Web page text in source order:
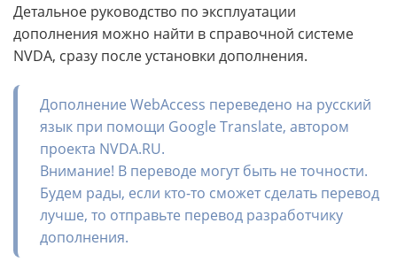
Детальное руководство по эксплуатации
дополнения можно найти в справочной системе
NVDA, сразу после установки дополнения.
Дополнение WebAccess переведено на русский
язык при помощи Google Translate, автором
проекта NVDA.RU.
Внимание! В переводе могут быть не точности.
Будем рады, если кто-то сможет сделать перевод
лучше, то отправьте перевод разработчику
дополнения.